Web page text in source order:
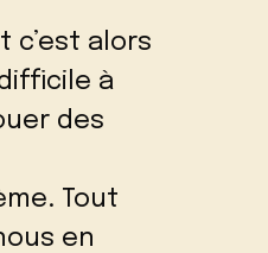
c’est alors
à
des
Tout
en